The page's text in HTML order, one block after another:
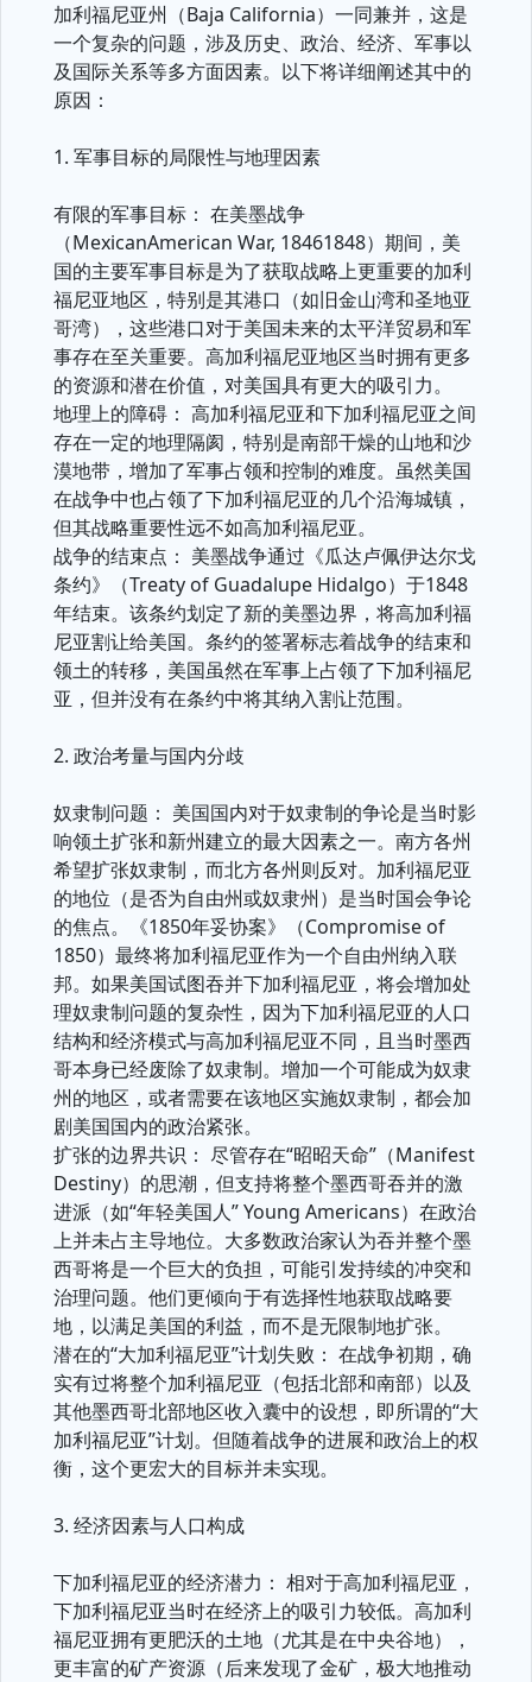
加利福尼亚州（Baja California）一同兼并，这是
一个复杂的问题，涉及历史、政治、经济、军事以
及国际关系等多方面因素。以下将详细阐述其中的
原因：
1. 军事目标的局限性与地理因素
有限的军事目标： 在美墨战争
（MexicanAmerican War, 18461848）期间，美
国的主要军事目标是为了获取战略上更重要的加利
福尼亚地区，特别是其港口（如旧金山湾和圣地亚
哥湾），这些港口对于美国未来的太平洋贸易和军
事存在至关重要。高加利福尼亚地区当时拥有更多
的资源和潜在价值，对美国具有更大的吸引力。
地理上的障碍： 高加利福尼亚和下加利福尼亚之间
存在一定的地理隔阂，特别是南部干燥的山地和沙
漠地带，增加了军事占领和控制的难度。虽然美国
在战争中也占领了下加利福尼亚的几个沿海城镇，
但其战略重要性远不如高加利福尼亚。
战争的结束点： 美墨战争通过《瓜达卢佩伊达尔戈
条约》（Treaty of Guadalupe Hidalgo）于1848
年结束。该条约划定了新的美墨边界，将高加利福
尼亚割让给美国。条约的签署标志着战争的结束和
领土的转移，美国虽然在军事上占领了下加利福尼
亚，但并没有在条约中将其纳入割让范围。
2. 政治考量与国内分歧
奴隶制问题： 美国国内对于奴隶制的争论是当时影
响领土扩张和新州建立的最大因素之一。南方各州
希望扩张奴隶制，而北方各州则反对。加利福尼亚
的地位（是否为自由州或奴隶州）是当时国会争论
的焦点。《1850年妥协案》（Compromise of
1850）最终将加利福尼亚作为一个自由州纳入联
邦。如果美国试图吞并下加利福尼亚，将会增加处
理奴隶制问题的复杂性，因为下加利福尼亚的人口
结构和经济模式与高加利福尼亚不同，且当时墨西
哥本身已经废除了奴隶制。增加一个可能成为奴隶
州的地区，或者需要在该地区实施奴隶制，都会加
剧美国国内的政治紧张。
扩张的边界共识： 尽管存在“昭昭天命”（Manifest
Destiny）的思潮，但支持将整个墨西哥吞并的激
进派（如“年轻美国人” Young Americans）在政治
上并未占主导地位。大多数政治家认为吞并整个墨
西哥将是一个巨大的负担，可能引发持续的冲突和
治理问题。他们更倾向于有选择性地获取战略要
地，以满足美国的利益，而不是无限制地扩张。
潜在的“大加利福尼亚”计划失败： 在战争初期，确
实有过将整个加利福尼亚（包括北部和南部）以及
其他墨西哥北部地区收入囊中的设想，即所谓的“大
加利福尼亚”计划。但随着战争的进展和政治上的权
衡，这个更宏大的目标并未实现。
3. 经济因素与人口构成
下加利福尼亚的经济潜力： 相对于高加利福尼亚，
下加利福尼亚当时在经济上的吸引力较低。高加利
福尼亚拥有更肥沃的土地（尤其是在中央谷地），
更丰富的矿产资源（后来发现了金矿，极大地推动